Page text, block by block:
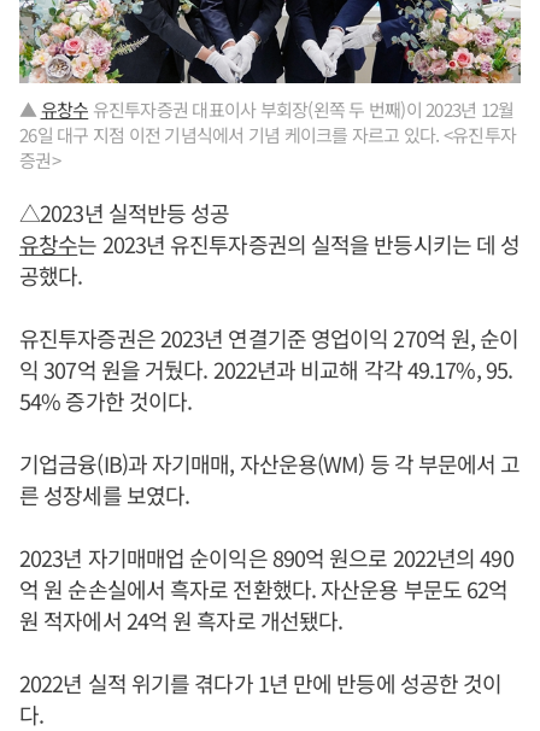
▲유창수 유진투자증권 대표이사 부회장(왼쪽 두 번째)이 2023년 12월
26일 대구 지점 이전 기념식에서 기념 케이크를 자르고 있다. <유진투자
증권>
△2023년 실적반등 성공
유창수는 2023년 유진투자증권의 실적을 반등시키는 데 성
공했다.
유진투자증권은 2023년 연결기준 영업이익 270억 원, 순이
익 307억 원을 거뒀다. 2022년과 비교해 각각 49.17%, 95.
54% 증가한 것이다.
기업금융(IB)과 자기매매, 자산운용(WM) 등 각 부문에서 고
른 성장세를 보였다.
2023년 자기매매업 순이익은 890억 원으로 2022년의 490
억 원 순손실에서 흑자로 전환했다. 자산운용 부문도 62억
원 적자에서 24억 원 흑자로 개선됐다.
2022년 실적 위기를 겪다가 1년 만에 반등에 성공한 것이
다.